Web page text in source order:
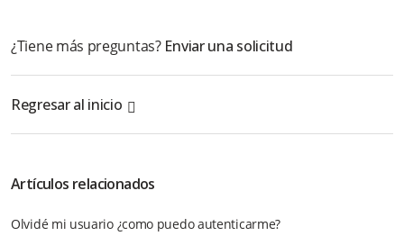
¿Tiene más preguntas? Enviar una solicitud
Regresar al inicio
Artículos relacionados
Olvidé mi usuario ¿como puedo autenticarme?